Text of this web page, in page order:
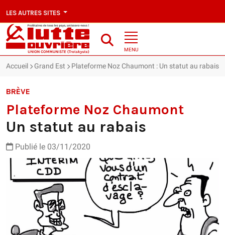
LES AUTRES SITES
MENU
Accueil Grand Est Plateforme Noz Chaumont : Un statut au rabais
BRÈVE
Plateforme Noz Chaumont
Un statut au rabais
Publié le 03/11/2020